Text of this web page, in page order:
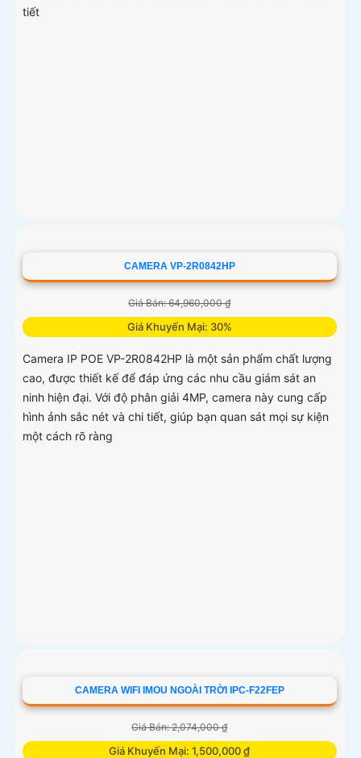
tiết
CAMERA VP-2R0842HP
Giá Bán: 64,960,000 ₫
Giá Khuyến Mại: 30%
Camera IP POE VP-2R0842HP là một sản phẩm chất lượng
cao, được thiết kế để đáp ứng các nhu cầu giám sát an
ninh hiện đại. Với độ phân giải 4MP, camera này cung cấp
hình ảnh sắc nét và chi tiết, giúp bạn quan sát mọi sự kiện
một cách rõ ràng
CAMERA WIFI IMOU NGOÀI TRỜI IPC-F22FEP
Giá Bán: 2,074,000 ₫
Giá Khuyến Mại: 1,500,000 ₫